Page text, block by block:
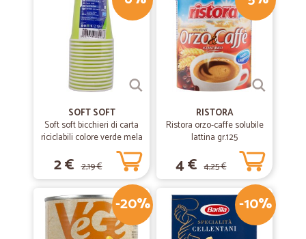
fattura- veloce nella consegna
SOFT SOFT
Soft soft bicchieri di carta
riciclabili colore verde mela
2 € 2,19 €
RISTORA
Ristora orzo-caffe solubile
lattina gr.125
4 € 4,25 €
-20% -10%